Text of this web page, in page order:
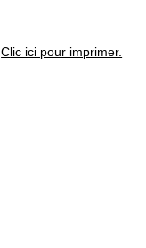
Clic ici pour imprimer.